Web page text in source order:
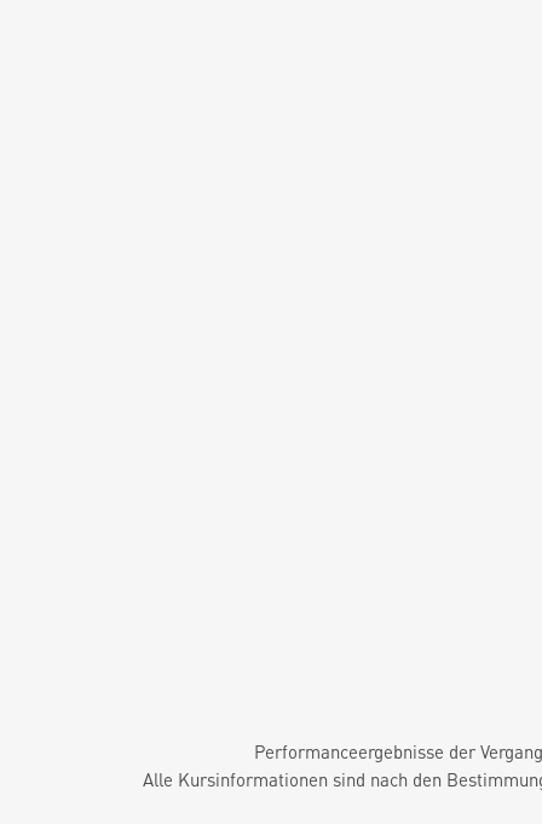
Performanceergebnisse der
Alle Kursinformationen sind nach den